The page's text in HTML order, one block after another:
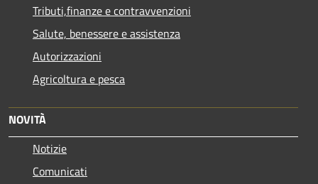
Tributi,finanze e contravvenzioni
Salute, benessere e assistenza
Autorizzazioni
Agricoltura e pesca
NOVITÀ
Notizie
Comunicati